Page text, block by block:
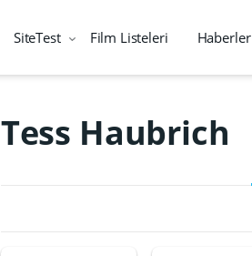
SiteTest Film Listeleri Haberler
Tess Haubrich